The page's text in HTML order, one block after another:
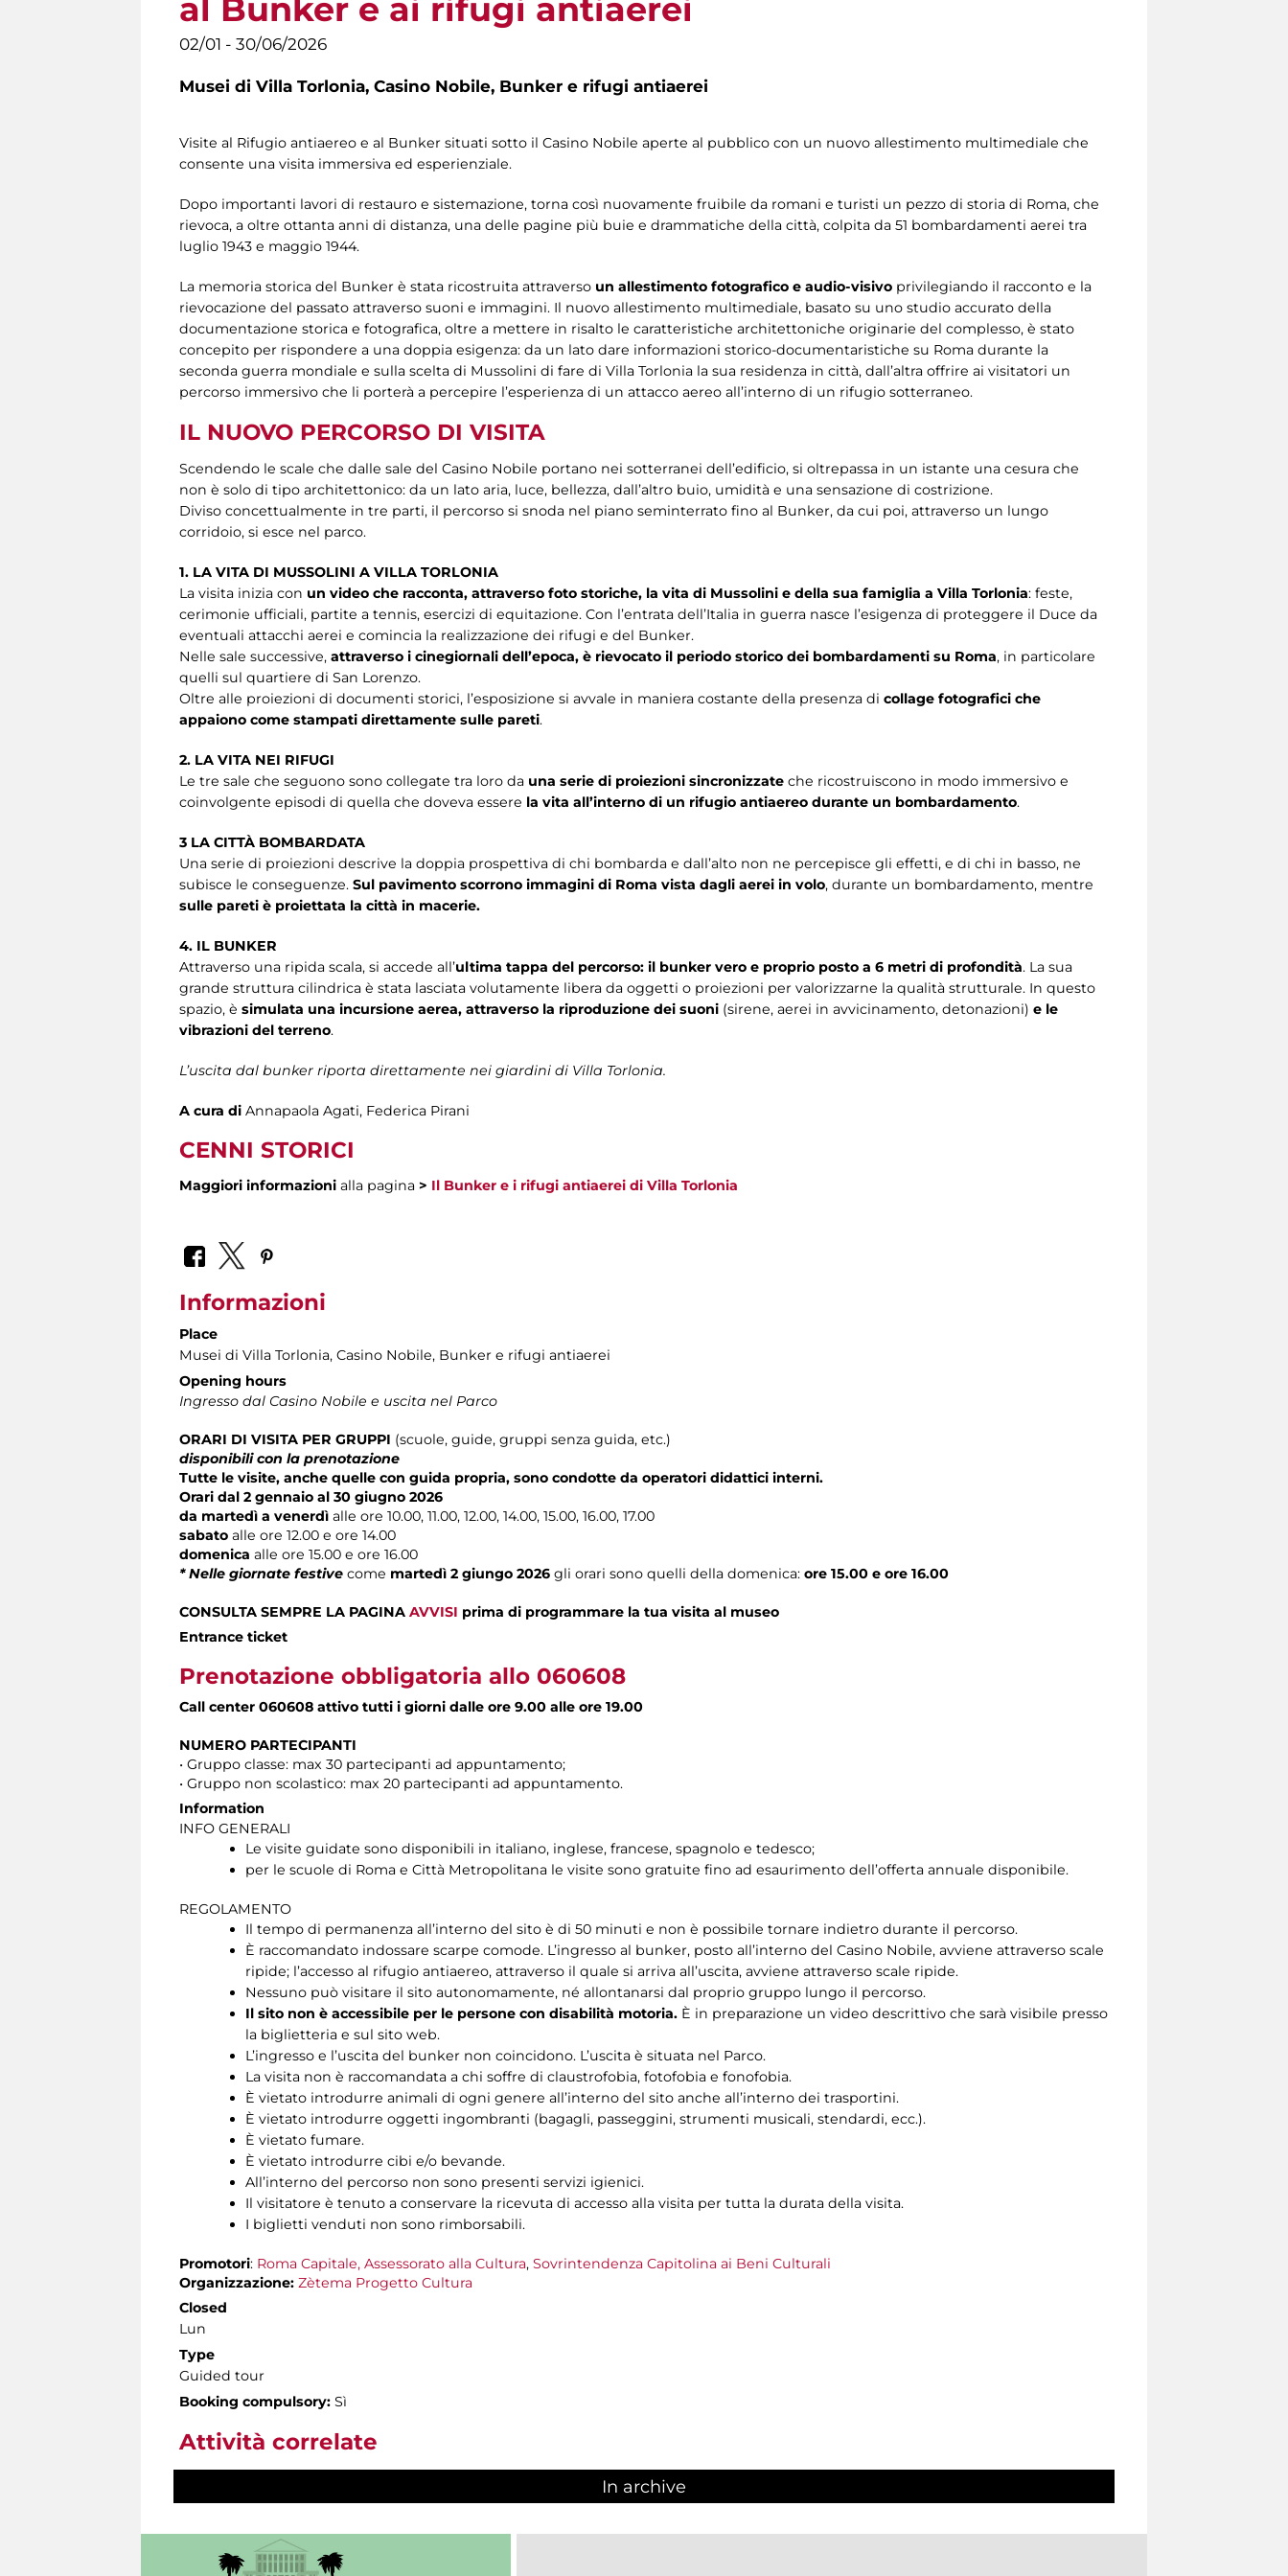
al Bunker e ai rifugi antiaerei
02/01 - 30/06/2026
Musei di Villa Torlonia, Casino Nobile, Bunker e rifugi antiaerei
Visite al Rifugio antiaereo e al Bunker situati sotto il Casino Nobile aperte al pubblico con un nuovo allestimento multimediale che
consente una visita immersiva ed esperienziale.
Dopo importanti lavori di restauro e sistemazione, torna così nuovamente fruibile da romani e turisti un pezzo di storia di Roma, che
rievoca, a oltre ottanta anni di distanza, una delle pagine più buie e drammatiche della città, colpita da 51 bombardamenti aerei tra
luglio 1943 e maggio 1944.
La memoria storica del Bunker è stata ricostruita attraverso un allestimento fotografico e audio-visivo privilegiando il racconto e la
rievocazione del passato attraverso suoni e immagini. Il nuovo allestimento multimediale, basato su uno studio accurato della
documentazione storica e fotografica, oltre a mettere in risalto le caratteristiche architettoniche originarie del complesso, è stato
concepito per rispondere a una doppia esigenza: da un lato dare informazioni storico-documentaristiche su Roma durante la
seconda guerra mondiale e sulla scelta di Mussolini di fare di Villa Torlonia la sua residenza in città, dall’altra offrire ai visitatori un
percorso immersivo che li porterà a percepire l’esperienza di un attacco aereo all’interno di un rifugio sotterraneo.
IL NUOVO PERCORSO DI VISITA
Scendendo le scale che dalle sale del Casino Nobile portano nei sotterranei dell’edificio, si oltrepassa in un istante una cesura che
non è solo di tipo architettonico: da un lato aria, luce, bellezza, dall’altro buio, umidità e una sensazione di costrizione.
Diviso concettualmente in tre parti, il percorso si snoda nel piano seminterrato fino al Bunker, da cui poi, attraverso un lungo
corridoio, si esce nel parco.
1. LA VITA DI MUSSOLINI A VILLA TORLONIA
La visita inizia con un video che racconta, attraverso foto storiche, la vita di Mussolini e della sua famiglia a Villa Torlonia: feste,
cerimonie ufficiali, partite a tennis, esercizi di equitazione. Con l’entrata dell’Italia in guerra nasce l’esigenza di proteggere il Duce da
eventuali attacchi aerei e comincia la realizzazione dei rifugi e del Bunker.
Nelle sale successive, attraverso i cinegiornali dell’epoca, è rievocato il periodo storico dei bombardamenti su Roma, in particolare
quelli sul quartiere di San Lorenzo.
Oltre alle proiezioni di documenti storici, l’esposizione si avvale in maniera costante della presenza di collage fotografici che
appaiono come stampati direttamente sulle pareti.
2. LA VITA NEI RIFUGI
Le tre sale che seguono sono collegate tra loro da una serie di proiezioni sincronizzate che ricostruiscono in modo immersivo e
coinvolgente episodi di quella che doveva essere la vita all’interno di un rifugio antiaereo durante un bombardamento.
3 LA CITTÀ BOMBARDATA
Una serie di proiezioni descrive la doppia prospettiva di chi bombarda e dall’alto non ne percepisce gli effetti, e di chi in basso, ne
subisce le conseguenze. Sul pavimento scorrono immagini di Roma vista dagli aerei in volo, durante un bombardamento, mentre
sulle pareti è proiettata la città in macerie.
4. IL BUNKER
Attraverso una ripida scala, si accede all’ultima tappa del percorso: il bunker vero e proprio posto a 6 metri di profondità. La sua
grande struttura cilindrica è stata lasciata volutamente libera da oggetti o proiezioni per valorizzarne la qualità strutturale. In questo
spazio, è simulata una incursione aerea, attraverso la riproduzione dei suoni (sirene, aerei in avvicinamento, detonazioni) e le
vibrazioni del terreno.
L’uscita dal bunker riporta direttamente nei giardini di Villa Torlonia.
A cura di Annapaola Agati, Federica Pirani
CENNI STORICI
Maggiori informazioni alla pagina > Il Bunker e i rifugi antiaerei di Villa Torlonia
Informazioni
Place
Musei di Villa Torlonia, Casino Nobile, Bunker e rifugi antiaerei
Opening hours
Ingresso dal Casino Nobile e uscita nel Parco
ORARI DI VISITA PER GRUPPI (scuole, guide, gruppi senza guida, etc.)
disponibili con la prenotazione
Tutte le visite, anche quelle con guida propria, sono condotte da operatori didattici interni.
Orari dal 2 gennaio al 30 giugno 2026
da martedì a venerdì alle ore 10.00, 11.00, 12.00, 14.00, 15.00, 16.00, 17.00
sabato alle ore 12.00 e ore 14.00
domenica alle ore 15.00 e ore 16.00
* Nelle giornate festive come martedì 2 giungo 2026 gli orari sono quelli della domenica: ore 15.00 e ore 16.00
CONSULTA SEMPRE LA PAGINA AVVISI prima di programmare la tua visita al museo
Entrance ticket
Prenotazione obbligatoria allo 060608
Call center 060608 attivo tutti i giorni dalle ore 9.00 alle ore 19.00
NUMERO PARTECIPANTI
• Gruppo classe: max 30 partecipanti ad appuntamento;
• Gruppo non scolastico: max 20 partecipanti ad appuntamento.
Information
INFO GENERALI
Le visite guidate sono disponibili in italiano, inglese, francese, spagnolo e tedesco;
per le scuole di Roma e Città Metropolitana le visite sono gratuite fino ad esaurimento dell’offerta annuale disponibile.
REGOLAMENTO
Il tempo di permanenza all’interno del sito è di 50 minuti e non è possibile tornare indietro durante il percorso.
È raccomandato indossare scarpe comode. L’ingresso al bunker, posto all’interno del Casino Nobile, avviene attraverso scale
ripide; l’accesso al rifugio antiaereo, attraverso il quale si arriva all’uscita, avviene attraverso scale ripide.
Nessuno può visitare il sito autonomamente, né allontanarsi dal proprio gruppo lungo il percorso.
Il sito non è accessibile per le persone con disabilità motoria.È in preparazione un video descrittivo che sarà visibile presso
la biglietteria e sul sito web.
L’ingresso e l’uscita del bunker non coincidono. L’uscita è situata nel Parco.
La visita non è raccomandata a chi soffre di claustrofobia, fotofobia e fonofobia.
È vietato introdurre animali di ogni genere all’interno del sito anche all’interno dei trasportini.
È vietato introdurre oggetti ingombranti (bagagli, passeggini, strumenti musicali, stendardi, ecc.).
È vietato fumare.
È vietato introdurre cibi e/o bevande.
All’interno del percorso non sono presenti servizi igienici.
Il visitatore è tenuto a conservare la ricevuta di accesso alla visita per tutta la durata della visita.
I biglietti venduti non sono rimborsabili.
Promotori: Roma Capitale, Assessorato alla Cultura, Sovrintendenza Capitolina ai Beni Culturali
Organizzazione: Zètema Progetto Cultura
Closed
Lun
Type
Guided tour
Booking compulsory: Sì
Attività correlate
In archive